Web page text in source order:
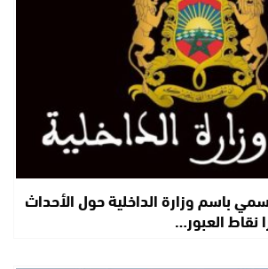
باسم وزارة الداخلية حول الأحداث
نقاط العبور…